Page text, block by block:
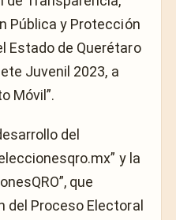
Pública y Protección
Estado de Querétaro
Juvenil 2023, a
Móvil”.
del
y la
que
Proceso Electoral